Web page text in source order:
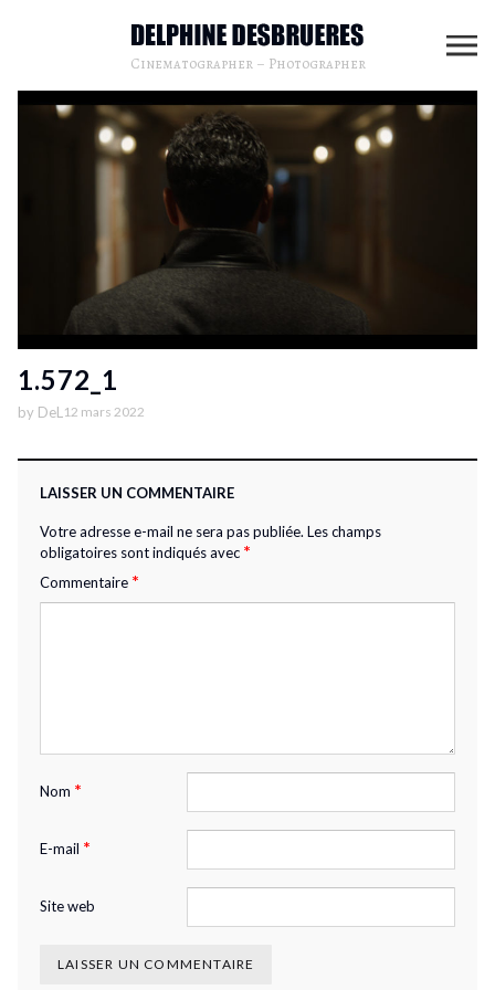
Cinematographer – Photographer
1.572_1
by DeL 12 mars 2022
LAISSER UN COMMENTAIRE
Votre adresse e-mail ne sera pas publiée. Les champs
obligatoires sont indiqués avec *
Commentaire *
Nom *
E-mail *
Site web